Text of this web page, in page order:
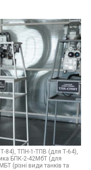
Т-84), ТПН-1-ТПВ (для Т-64),
БПК-2-42МбТ (для
(різні види танків та